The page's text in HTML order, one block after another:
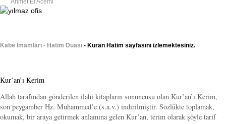
Kabe İmamları - Hatim Duası - Kuran Hatim sayfasını izlemektesiniz.
Kur’an’ı Kerim
Allah tarafından gönderilen ilahi kitapların sonuncusu olan Kur’an’ı Kerim,
son peygamber Hz. Muhammed’e (s.a.v.) indirilmiştir. Sözlükte toplamak,
okumak, bir araya getirmek anlamına gelen Kur’an, terim olarak şöyle tarif